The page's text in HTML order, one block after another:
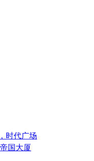
时代广场
国大厦